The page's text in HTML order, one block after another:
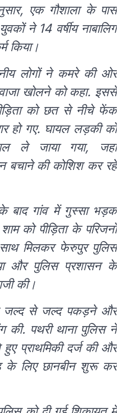
एक गौशाला के पास
ने 14 वर्षीय नाबालिग
किया।
लोगों ने कमरे की ओर
खोलने को कहा. इससे
को छत से नीचे फेंक
हो गए. घायल लड़की को
ले जाया गया, जहां
बचाने की कोशिश कर रहे
बाद गांव में गुस्सा भड़क
को पीड़िता के परिजनों
मिलकर फेरुपुर पुलिस
और पुलिस प्रशासन के
की।
जल्द से जल्द पकड़ने और
की. पथरी थाना पुलिस ने
हुए प्राथमिकी दर्ज की और
के लिए छानबीन शुरू कर